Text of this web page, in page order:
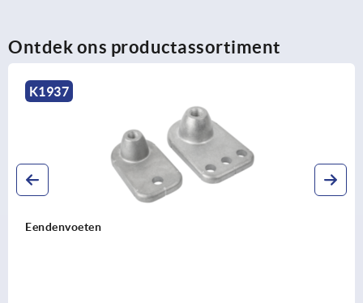
Ontdek ons productassortiment
K1937
Eendenvoeten